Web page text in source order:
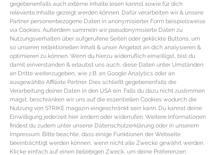
gegebenenfalls auch externe Inhalte lesen kannst sowie für dich
relevante Inhalte gezeigt werden können. Dafür verarbeiten wir & unsere
Partner personenbezogene Daten in anonymisierter Form beispielsweise
via Cookies. Außerdem sammeln wir pseudonymisierte Daten zu
Nutzungsverhalten über aufgerufene Seiten oder geklickte Buttons, um
so unseren redaktionellen Inhalt & unser Angebot an dich analysieren &
optimieren zu können. Wenn du hierzu widerruflich einwilligst, bist du
damit einverstanden & erlaubst uns auch, diese Daten unter Umständen
an Dritte weiterzugeben, wie z.B. an Google Analytics oder an
ausgewählte Affiliate Partner. Dies schließt gegebenenfalls die
Verarbeitung deiner Daten in den USA ein. Falls du dazu nicht zustimmen
magst, beschränken wir uns auf die essentiellen Cookies wodurch die
Nutzung von STRIKE magazin eingeschränkt sein kann. Du kannst deine
Einwilligung jederzeit hier ändern oder widerrufen. Weitere Informationen
findest du zudem unter unserer Datenschutzerklärung oder in unserem
Impressum. Bitte beachte, dass einige Funktionen der Webseite
beeinträchtigt werden können, wenn nicht alle Zwecke gewährt werden.
Klicke einfach auf einen beliebigen Zweck, um deine Präferenzen
Spa und Wellness Tools für